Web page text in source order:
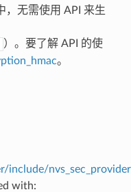
，无需使用 API 来生
）。要了解 API 的使
。
include/
with: